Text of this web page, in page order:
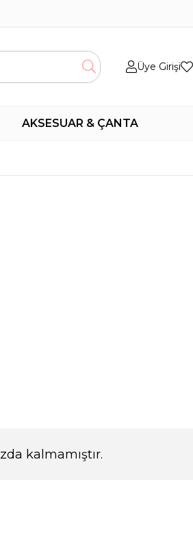
Üye Girişi
AKSESUAR & ÇANTA
kalmamıştır.